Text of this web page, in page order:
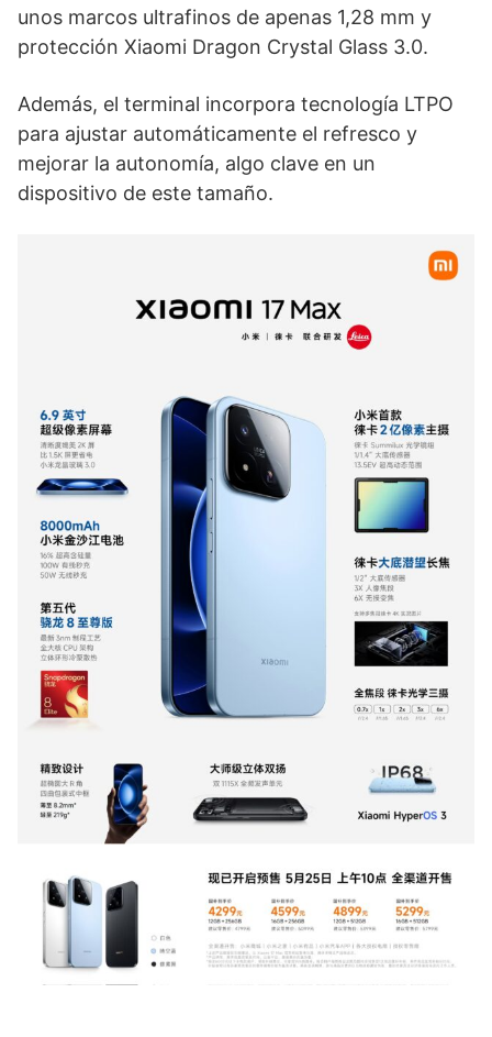
unos marcos ultrafinos de apenas 1,28 mm y
protección Xiaomi Dragon Crystal Glass 3.0.
Además, el terminal incorpora tecnología LTPO
para ajustar automáticamente el refresco y
mejorar la autonomía, algo clave en un
dispositivo de este tamaño.